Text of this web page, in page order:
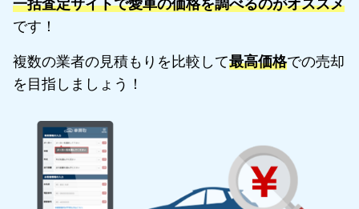
一括査定サイトで愛車の価格を調べるのがオススメ
です！
複数の業者の見積もりを比較して最高価格での売却
を目指しましょう！